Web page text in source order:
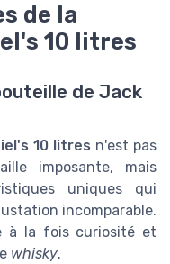
de la
10 litres
de Jack
10 litres n'est pas
imposante, mais
uniques qui
incomparable.
à la fois curiosité et
whisky.